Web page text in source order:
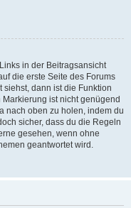
in der Beitragsansicht
die erste Seite des Forums
dann ist die Funktion
ist nicht genügend
nach oben zu holen, indem du
sicher, dass du die Regeln
gesehen, wenn ohne
geantwortet wird.